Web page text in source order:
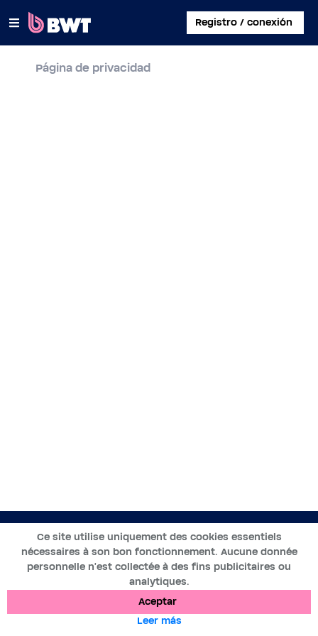
Registro / conexión
×
CONECTARSE A
Página de privacidad
ES
2019-2025 ©BWT by
- Todos los derechos reservados
CookiesMenciones legales
Aceptar
Ce site utilise uniquement des cookies essentiels
nécessaires à son bon fonctionnement. Aucune donnée
personnelle n’est collectée à des fins publicitaires ou
analytiques.
Leer más